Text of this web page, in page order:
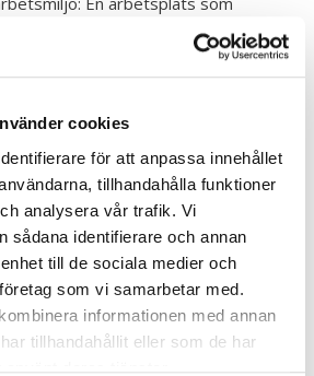
cookies
för att anpassa innehållet
tillhandahålla funktioner
analysera vår trafik. Vi
sådana identifierare och annan
till de sociala medier och
som vi samarbetar med.
informationen med annan
tillhandahållit eller som de har
och inkludering skapar en positiv
alla känner sig respekterade och
Detta kan öka trivseln och
och minskad
Genom att ha en arbetsstyrka
mångfald kan företag
och tillgodose behoven hos en
Det kan bidra till att bygga
och öka konkurrenskraften
på jobbet är det viktigt att